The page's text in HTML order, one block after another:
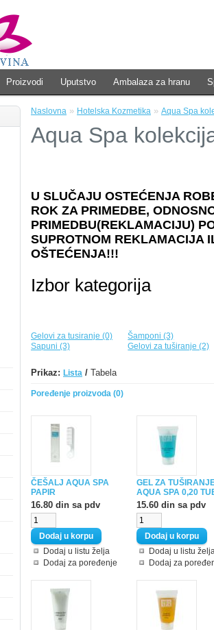
Proizvodi Uputstvo Ambalaza za hranu
Naslovna » Hotelska Kozmetika » Aqua Spa
Aqua Spa
U SLUČAJU OSTEĆENJA
ROK ZA PRIMEDBE,
PRIMEDBU(REKLAMACIJU)
SUPROTNOM REKLAMACIJA
OŠTEĆENJA!!!
Izbor kategorija
Gelovi za tusiranje (0)
Sapuni (3)
Šamponi (3)
Gelovi za tuširanje (2)
Prikaz: Lista / Tabela
Poređenje proizvoda (0)
ČEŠALJ AQUA SPA
PAPIR
16.80 din sa pdv
Dodaj u listu želja
Dodaj za poređenje
GEL ZA
AQUA SPA 0,20
15.60 din sa pdv
Dodaj u listu
Dodaj za